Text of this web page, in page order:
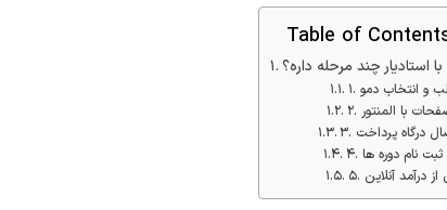
Table of
استادیار چند مرحله داره؟
و انتخاب دمو
با المنتور
درگاه پرداخت
ثبت نام دوره ها
از درآمد آنلاین